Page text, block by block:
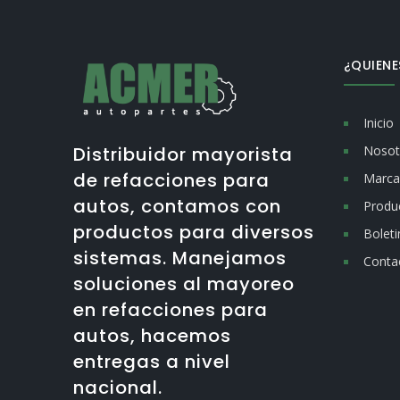
Distribuidor mayorista
de refacciones para
autos, contamos con
productos para diversos
sistemas. Manejamos
soluciones al mayoreo
en refacciones para
autos, hacemos
entregas a nivel
nacional.
Inicio